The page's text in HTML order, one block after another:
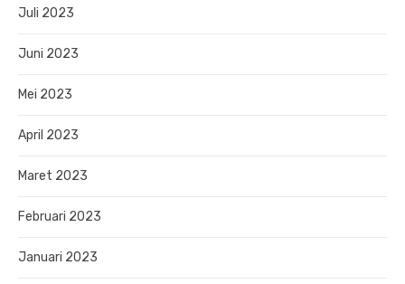
Juli 2023
Juni 2023
Mei 2023
April 2023
Maret 2023
Februari 2023
Januari 2023